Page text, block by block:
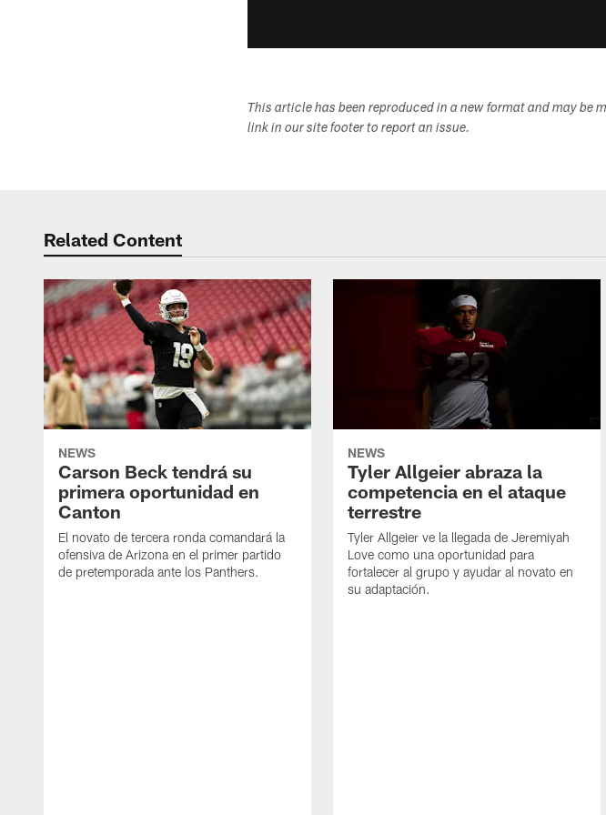
This article has been reproduced in a new format and may
link in our site footer to report an issue.
Related Content
NEWS
Carson Beck tendrá su
primera oportunidad en
Canton
El novato de tercera ronda comandará la
ofensiva de Arizona en el primer partido
de pretemporada ante los Panthers.
NEWS
Tyler Allgeier abraza la
competencia en el ataque
terrestre
Tyler Allgeier ve la llegada de Jeremiyah
Love como una oportunidad para
fortalecer al grupo y ayudar al novato en
su adaptación.